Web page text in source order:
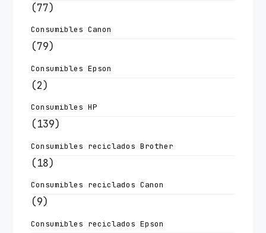
(77)
Consumibles Canon
(79)
Consumibles Epson
(2)
Consumibles HP
(139)
Consumibles reciclados Brother
(18)
Consumibles reciclados Canon
(9)
Consumibles reciclados Epson